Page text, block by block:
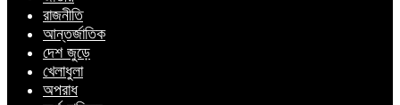
রাজনীতি
আন্তর্জাতিক
দেশ জুড়ে
খেলাধুলা
অপরাধ